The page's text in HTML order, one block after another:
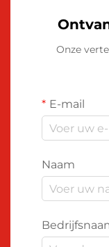
Onze
E-mail
Naam